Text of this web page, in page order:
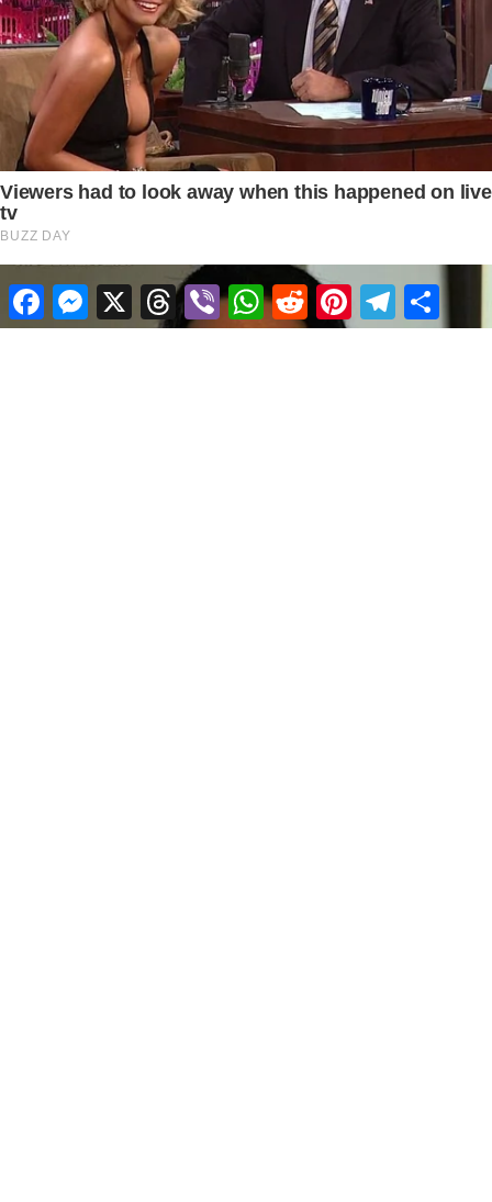
FacebookMessenger
X ThreadsViberWhatsApp
RedditPinterestTelegram